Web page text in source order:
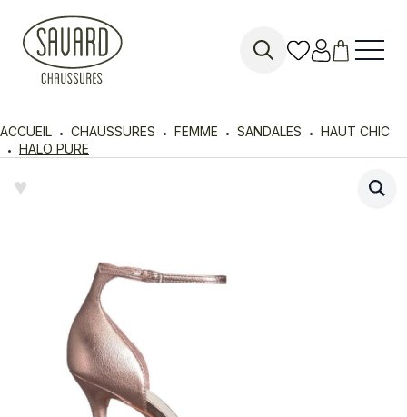
ACCUEIL CHAUSSURES FEMME SANDALES
HAUT CHIC
HALO PURE
♥︎